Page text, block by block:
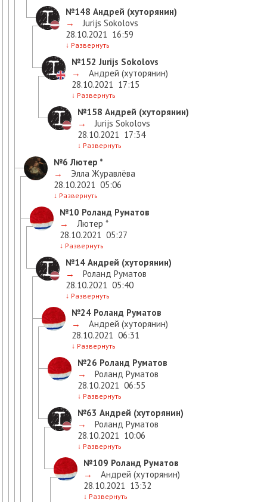
№148 Андрей (хуторянин)
→
Jurijs Sokolovs
28.10.2021 16:59
↓ Развернуть
№152 Jurijs Sokolovs
→
Андрей (хуторянин)
28.10.2021 17:15
↓ Развернуть
№158 Андрей (хуторянин)
→
Jurijs Sokolovs
28.10.2021 17:34
↓ Развернуть
№6 Лютер *
→
Элла Журавлёва
28.10.2021 05:06
↓ Развернуть
№10 Роланд Руматов
→
Лютер *
28.10.2021 05:27
↓ Развернуть
№14 Андрей (хуторянин)
→
Роланд Руматов
28.10.2021 05:40
↓ Развернуть
№24 Роланд Руматов
→
Андрей (хуторянин)
28.10.2021 06:31
↓ Развернуть
№26 Роланд Руматов
→
Роланд Руматов
28.10.2021 06:55
↓ Развернуть
№63 Андрей (хуторянин)
→
Роланд Руматов
28.10.2021 10:06
↓ Развернуть
№109 Роланд Руматов
→
Андрей (хуторянин)
28.10.2021 13:32
↓ Развернуть